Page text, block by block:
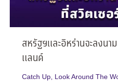
สหรัฐฯและอิหร่านจะลงนา
แลนด์
Catch Up Look Around The